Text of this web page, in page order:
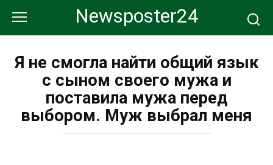
контенту
Newsposter24
Я не смогла найти общий язык
с сыном своего мужа и
поставила мужа перед
выбором. Муж выбрал меня